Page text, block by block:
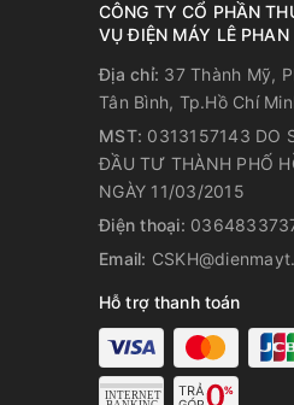
CÔNG TY CỔ PHẦN
VỤ ĐIỆN MÁY LÊ PHAN
Địa chỉ: 37 Thành Mỹ,
Tân Bình, Tp.Hồ Chí
MST: 0313157143 DO
ĐẦU TƯ THÀNH PHỐ
NGÀY 11/03/2015
Điện thoại:
Email:
Hỗ trợ thanh toán